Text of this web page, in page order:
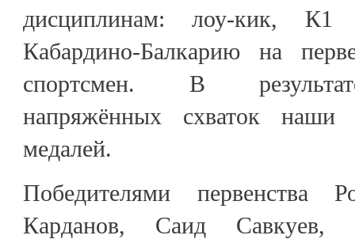
дисциплинам: лоу-кик,
Кабардино-Балкарию на
спортсмен. В
напряжённых схваток наши
медалей.
Победителями первенства
Карданов, Саид Савкуев,